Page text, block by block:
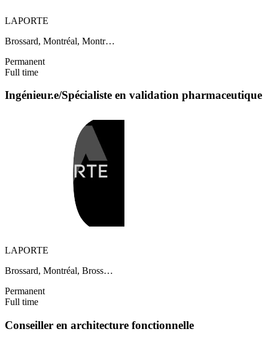
LAPORTE
Brossard, Montréal, Montr…
Permanent
Full time
Ingénieur.e/Spécialiste en validation pharmaceutique
LAPORTE
Brossard, Montréal, Bross…
Permanent
Full time
Conseiller en architecture fonctionnelle